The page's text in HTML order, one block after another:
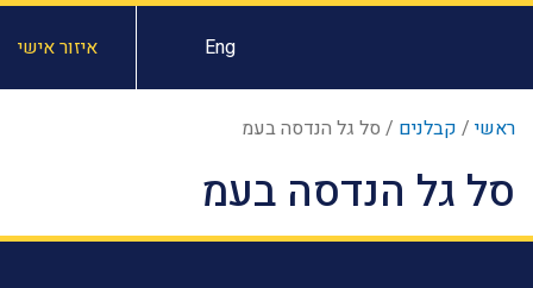
Eng איזור אישי
ראשי / קבלנים / סל גל הנדסה בעמ
סל גל הנדסה בעמ